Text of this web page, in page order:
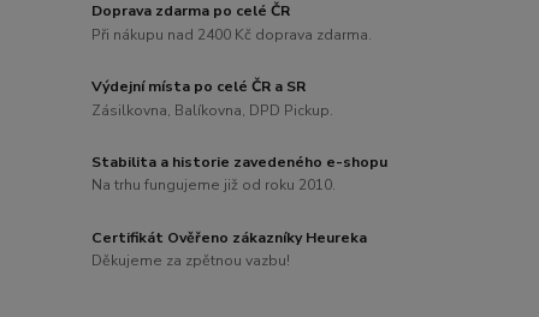
Doprava zdarma po celé ČR
Při nákupu nad 2400 Kč doprava zdarma.
Výdejní místa po celé ČR a SR
Zásilkovna, Balíkovna, DPD Pickup.
Stabilita a historie zavedeného e-shopu
Na trhu fungujeme již od roku 2010.
Certifikát Ověřeno zákazníky Heureka
Děkujeme za zpětnou vazbu!